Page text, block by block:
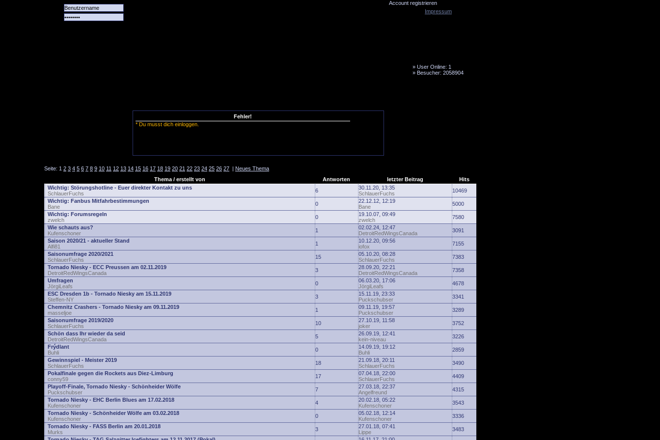
Account registrieren
» User Online: 1
» Besucher: 2058904
Fehler!
* Du musst dich einloggen.
Seite: 1 2 3 4 5 6 7 8 9 10 11 12 13 14 15 16 17 18 19 20 21 22 23 24 25 26 27 | Neues Thema
Thema / erstellt von
Antworten letzter Beitrag
Hits
Wichtig: Störungshotline - Euer direkter Kontakt zu uns
SchlauerFuchs
6
30.11.20, 13:35
SchlauerFuchs
10469
Wichtig: Fanbus Mitfahrbestimmungen
Bane
0
22.12.12, 12:19
Bane
5000
Wichtig: Forumsregeln
zwelch
0
19.10.07, 09:49
zwelch
7580
Wie schauts aus?
Kufenschoner
1
02.02.24, 12:47
DetroitRedWingsCanada
3091
Saison 2020/21 - aktueller Stand
Alfi81
1
10.12.20, 09:56
iofox
7155
Saisonumfrage 2020/2021
SchlauerFuchs
15
05.10.20, 08:28
SchlauerFuchs
7383
Tornado Niesky - ECC Preussen am 02.11.2019
DetroitRedWingsCanada
3
28.09.20, 22:21
DetroitRedWingsCanada
7358
Umfragen
JörgiLeafs
0
06.03.20, 17:06
JörgiLeafs
4678
ESC Dresden 1b - Tornado Niesky am 15.11.2019
Steffen-NY
3
15.11.19, 23:33
Puckschubser
3341
Chemnitz Crashers - Tornado Niesky am 09.11.2019
masseljoe
1
09.11.19, 19:57
Puckschubser
3289
Saisonumfrage 2019/2020
SchlauerFuchs
10
27.10.19, 11:58
joker
3752
Schön dass Ihr wieder da seid
DetroitRedWingsCanada
5
26.09.19, 12:41
kein-niveau
3226
Frýdlant
Buhli
0
14.09.19, 19:12
Buhli
2859
Gewinnspiel - Meister 2019
SchlauerFuchs
18
21.09.18, 20:11
SchlauerFuchs
3490
Pokalfinale gegen die Rockets aus Diez-Limburg
conny59
17
07.04.18, 22:00
SchlauerFuchs
4409
Playoff-Finale, Tornado Niesky - Schönheider Wölfe
Puckschubser
7
27.03.18, 22:37
Angelfreund
4315
Tornado Niesky - EHC Berlin Blues am 17.02.2018
Kufenschoner
4
20.02.18, 05:22
Kufenschoner
3543
Tornado Niesky - Schönheider Wölfe am 03.02.2018
Kufenschoner
0
05.02.18, 12:14
Kufenschoner
3336
Tornado Niesky - FASS Berlin am 20.01.2018
Murks
3
27.01.18, 07:41
Lippe
3483
Impressum